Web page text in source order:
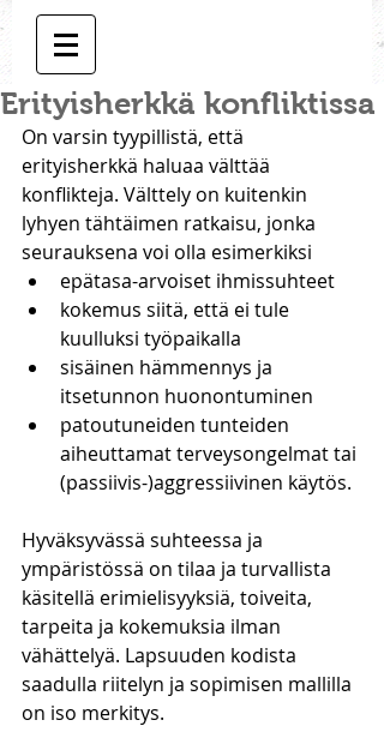
Erityisherkkä konfliktissa
On varsin tyypillistä, että
erityisherkkä haluaa välttää
konflikteja. Välttely on kuitenkin
lyhyen tähtäimen ratkaisu, jonka
seurauksena voi olla esimerkiksi
epätasa-arvoiset ihmissuhteet
kokemus siitä, että ei tule
kuulluksi työpaikalla
sisäinen hämmennys ja
itsetunnon huonontuminen
patoutuneiden tunteiden
aiheuttamat terveysongelmat tai
(passiivis-)aggressiivinen käytös.
Hyväksyvässä suhteessa ja
ympäristössä on tilaa ja turvallista
käsitellä erimielisyyksiä, toiveita,
tarpeita ja kokemuksia ilman
vähättelyä. Lapsuuden kodista
saadulla riitelyn ja sopimisen mallilla
on iso merkitys.